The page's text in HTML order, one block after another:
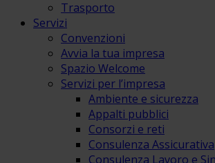
Trasporto
Servizi
Convenzioni
Avvia la tua impresa
Spazio Welcome
Servizi per l’impresa
Ambiente e sicurezza
Appalti pubblici
Consorzi e reti
Consulenza Assicurativa
Consulenza Lavoro e